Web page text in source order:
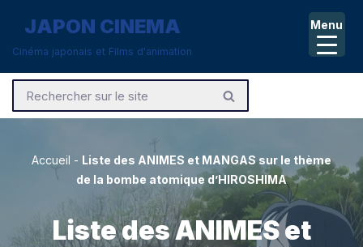
Aller
contenu
JAPON CINEMA
Cinéma japonais et Films d'animation
Accueil - Liste des ANIMES et MANGAS sur le thème
de la bombe atomique d’HIROSHIMA
Liste des ANIMES et
Menu